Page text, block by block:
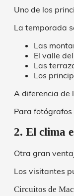
Uno de los
La temporada
Las
El valle
Las
Los
A diferencia de
Para fotógrafos
2. El clima
Otra gran
Los visitantes
Circuitos de